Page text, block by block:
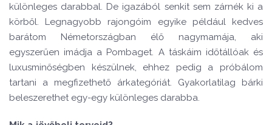
különleges darabbal. De igazából senkit sem zárnék ki a
körből. Legnagyobb rajongóim egyike például kedves
barátom Németországban élő nagymamája, aki
egyszerűen imádja a Pombaget. A táskáim időtállóak és
luxusminőségben készülnek, ehhez pedig a próbálom
tartani a megfizethető árkategóriát. Gyakorlatilag bárki
beleszerethet egy-egy különleges darabba.